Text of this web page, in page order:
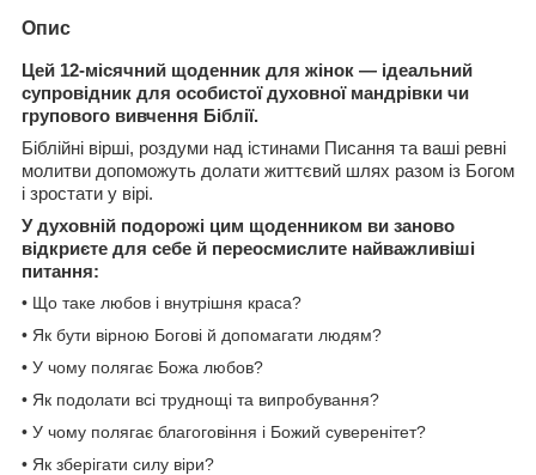
Опис
Цей 12-місячний щоденник для жінок — ідеальний
супровідник для особистої духовної мандрівки чи
групового вивчення Біблії.
Біблійні вірші, роздуми над істинами Писання та ваші ревні
молитви допоможуть долати життєвий шлях разом із Богом
і зростати у вірі.
У духовній подорожі цим щоденником ви заново
відкриєте для себе й переосмислите найважливіші
питання:
• Що таке любов і внутрішня краса?
• Як бути вірною Богові й допомагати людям?
• У чому полягає Божа любов?
• Як подолати всі труднощі та випробування?
• У чому полягає благоговіння і Божий суверенітет?
• Як зберігати силу віри?